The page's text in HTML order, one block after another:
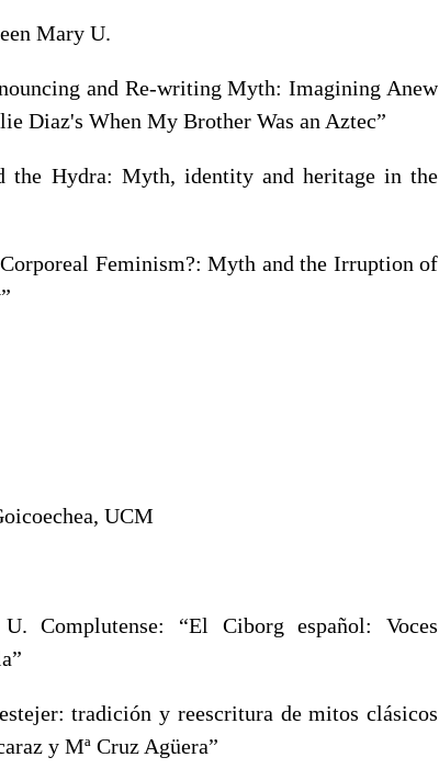
Mary U.
and Re-writing Myth: Imagining Anew
Diaz's When My Brother Was an Aztec”
the Hydra: Myth, identity and heritage in the
Feminism?: Myth and the Irruption of
UCM
Complutense: “El Ciborg español: Voces
tradición y reescritura de mitos clásicos
y Mª Cruz Agüera”